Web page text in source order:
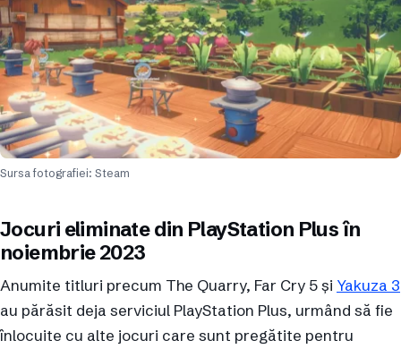
Sursa fotografiei: Steam
Jocuri eliminate din PlayStation Plus în
noiembrie 2023
Anumite titluri precum The Quarry, Far Cry 5 și Yakuza 3
au părăsit deja serviciul PlayStation Plus, urmând să fie
înlocuite cu alte jocuri care sunt pregătite pentru